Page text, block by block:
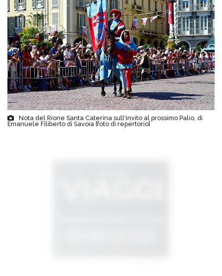
Nota del Rione Santa Caterina sull'invito al prossimo Palio, di
Emanuele Filiberto di Savoia [foto di repertorio]